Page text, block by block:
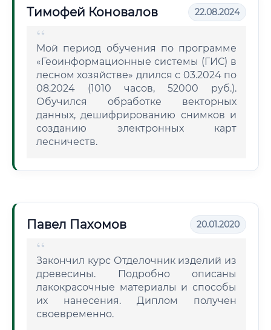
Тимофей Коновалов 22.08.2024
Мой период обучения по программе
«Геоинформационные системы (ГИС) в
лесном хозяйстве» длился с 03.2024 по
08.2024 (1010 часов, 52000 руб.).
Обучился обработке векторных
данных, дешифрированию снимков и
созданию электронных карт
лесничеств.
Павел Пахомов 20.01.2020
Закончил курс Отделочник изделий из
древесины. Подробно описаны
лакокрасочные материалы и способы
их нанесения. Диплом получен
своевременно.